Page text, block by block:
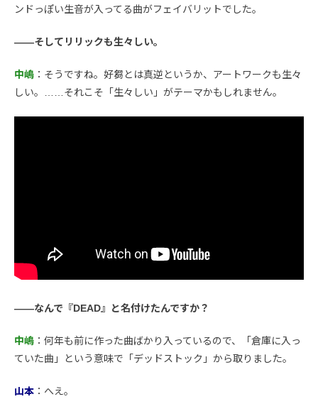
ンドっぽい生音が入ってる曲がフェイバリットでした。
――そしてリリックも生々しい。
中嶋 ：そうですね。好芻とは真逆というか、アートワークも生々
しい。……それこそ「生々しい」がテーマかもしれません。
――なんで『DEAD』と名付けたんですか？
中嶋 ：何年も前に作った曲ばかり入っているので、「倉庫に入っ
ていた曲」という意味で「デッドストック」から取りました。
山本 ：へえ。